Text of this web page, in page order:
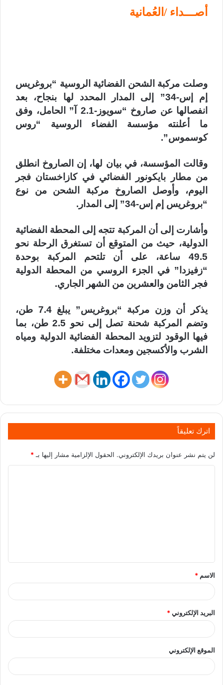
أصـــداء /العُمانية
وصلت مركبة الشحن الفضائية الروسية “بروغريس
إم إس-34” إلى المدار المحدد لها بنجاح، بعد
انفصالها عن صاروخ “سويوز-2.1 آ” الحامل، وفق
ما أعلنته مؤسسة الفضاء الروسية “روس
كوسموس”.
وقالت المؤسسة، في بيان لها، إن الصاروخ انطلق
من مطار بايكونور الفضائي في كازاخستان فجر
اليوم، وأوصل الصاروخ مركبة الشحن من نوع
“بروغريس إم إس-34” إلى المدار.
وأشارت إلى أن المركبة تتجه إلى المحطة الفضائية
الدولية، حيث من المتوقع أن تستغرق الرحلة نحو
49.5 ساعة، على أن تلتحم المركبة بوحدة
“زفيزدا” في الجزء الروسي من المحطة الدولية
فجر الثامن والعشرين من الشهر الجاري.
يذكر أن وزن مركبة “بروغريس” يبلغ 7.4 طن،
وتضم المركبة شحنة تصل إلى نحو 2.5 طن، بما
فيها الوقود لتزويد المحطة الفضائية الدولية ومياه
الشرب والأكسجين ومعدات مختلفة.
اترك تعليقاً
لن يتم نشر عنوان بريدك الإلكتروني. الحقول الإلزامية مشار إليها بـ *
الاسم *
البريد الإلكتروني*
الموقع الإلكتروني